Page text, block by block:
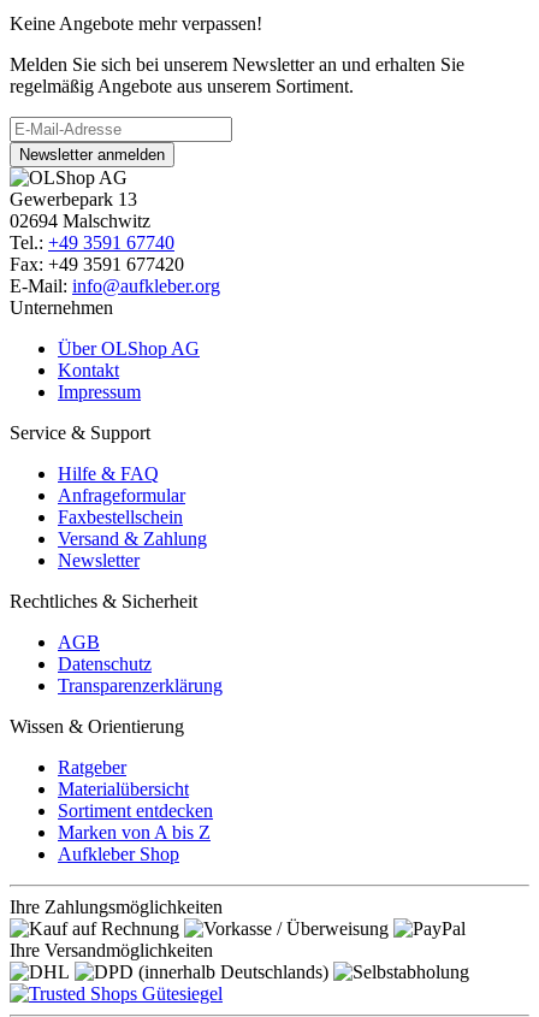
Keine Angebote mehr verpassen!
Melden Sie sich bei unserem Newsletter an und erhalten Sie
regelmäßig Angebote aus unserem Sortiment.
Newsletter anmelden
Gewerbepark 13
02694 Malschwitz
Tel.: +49 3591 67740
Fax: +49 3591 677420
E-Mail: info@aufkleber.org
Unternehmen
Über OLShop AG
Kontakt
Impressum
Service & Support
Hilfe & FAQ
Anfrageformular
Faxbestellschein
Versand & Zahlung
Newsletter
Rechtliches & Sicherheit
AGB
Datenschutz
Transparenzerklärung
Wissen & Orientierung
Ratgeber
Materialübersicht
Sortiment entdecken
Marken von A bis Z
Aufkleber Shop
Ihre Zahlungsmöglichkeiten
Ihre Versandmöglichkeiten